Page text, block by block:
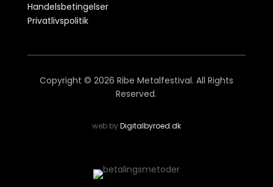
Handelsbetingelser
Privatlivspolitik
Copyright © 2026 Ribe Metalfestival. All Rights
Reserved.
web byDigitalbyroed.dk